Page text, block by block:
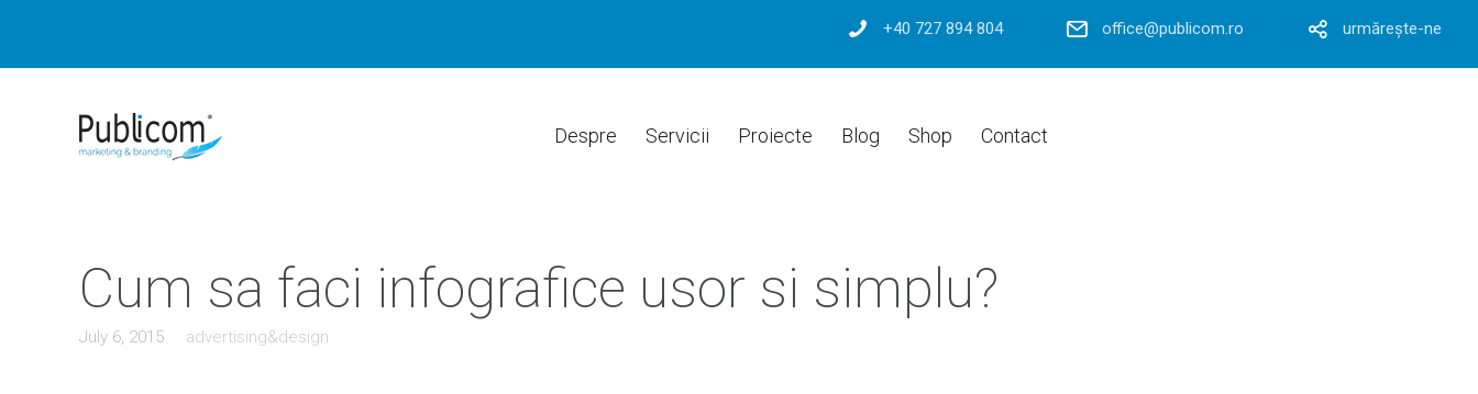
+40 727 894 804 office@publicom.ro urmărește-ne
Despre Servicii Proiecte Blog Shop Contact
Cum sa faci infografice usor si simplu?
July 6, 2015 advertising&design